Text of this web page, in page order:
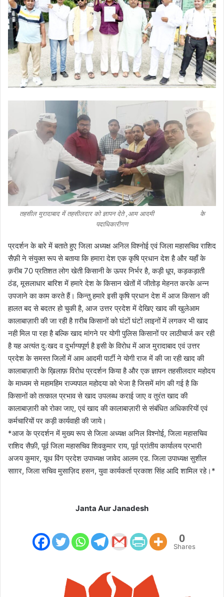
तहसील मुरादाबाद में तहसीलदार को ज्ञापन देते ,आम आदमी के
पदाधिकारीगण
प्रदर्शन के बारे में बताते हुए जिला अध्यक्ष अनिल विश्नोई एवं जिला महासचिव राशिद
सैफ़ी ने संयुक्त रूप से बताया कि हमारा देश एक कृषि प्रधान देश है और यहाँ के
क़रीब 70 प्रतिशत लोग खेती किसानी के ऊपर निर्भर है, कड़ी धूप, कड़कड़ाती
ठंड, मूसलाधार बारिश में हमारे देश के किसान खेतों में जीतोड़ मेहनत करके अन्न
उपजाने का काम करते हैं। किन्तु हमारे इसी कृषि प्रधान देश में आज किसान की
हालत बद से बदतर हो चुकी है, आज उत्तर प्रदेश में देखिए खाद की खुलेआम
कालाबाज़ारी की जा रही है ग़रीब किसानों को घंटों घंटों लाइनों में लगकर भी खाद
नही मिल पा रहा है बल्कि खाद मांगने पर योगी पुलिस किसानों पर लाठीचार्ज कर रही
है यह अत्यंत दुःखद व दुर्भाग्यपूर्ण है इसी के विरोध में आज मुरादाबाद एवं उत्तर
प्रदेश के समस्त जिलों में आम आदमी पार्टी ने योगी राज में की जा रही खाद की
कालाबाज़ारी के ख़िलाफ़ विरोध प्रदर्शन किया है और एक ज्ञापन तहसीलदार महोदय
के माध्यम से महामहिम राज्यपाल महोदया को भेजा है जिसमें मांग की गई है कि
किसानों को तत्काल प्रभाव से खाद उपलब्ध कराई जाए व तुरंत खाद की
कालाबाज़ारी को रोका जाए, एवं खाद की कालाबाज़ारी से संबंधित अधिकारियों एवं
कर्मचारियों पर कड़ी कार्यवाही की जाये।
*आज के प्रदर्शन में मुख्य रूप से जिला अध्यक्ष अनिल विश्नोई, जिला महासचिव
राशिद सैफ़ी, पूर्व जिला महासचिव शिवकुमार राय, पूर्व प्रांतीय कार्यालय प्रभारी
अजय कुमार, यूथ विंग प्रदेश उपाध्यक्ष जावेद आलम एड. जिला उपाध्यक्ष सुशील
साग़र, जिला सचिव मुसाज़िद हसन, युवा कार्यकर्ता प्रकाश सिंह आदि शामिल रहे।*
Janta Aur Janadesh
0
Shares